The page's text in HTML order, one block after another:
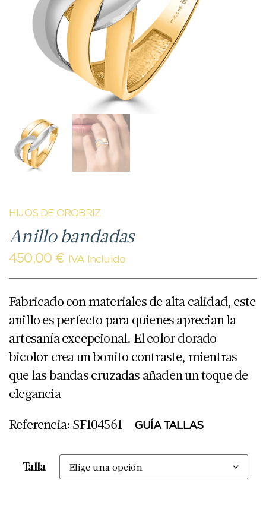
HIJOS DE OROBRIZ
Anillo bandadas
450,00 € IVA Incluido
Fabricado con materiales de alta calidad, este
anillo es perfecto para quienes aprecian la
artesanía excepcional. El color dorado
bicolor crea un bonito contraste, mientras
que las bandas cruzadas añaden un toque de
elegancia
Referencia: SF104561
GUÍA TALLAS
Talla